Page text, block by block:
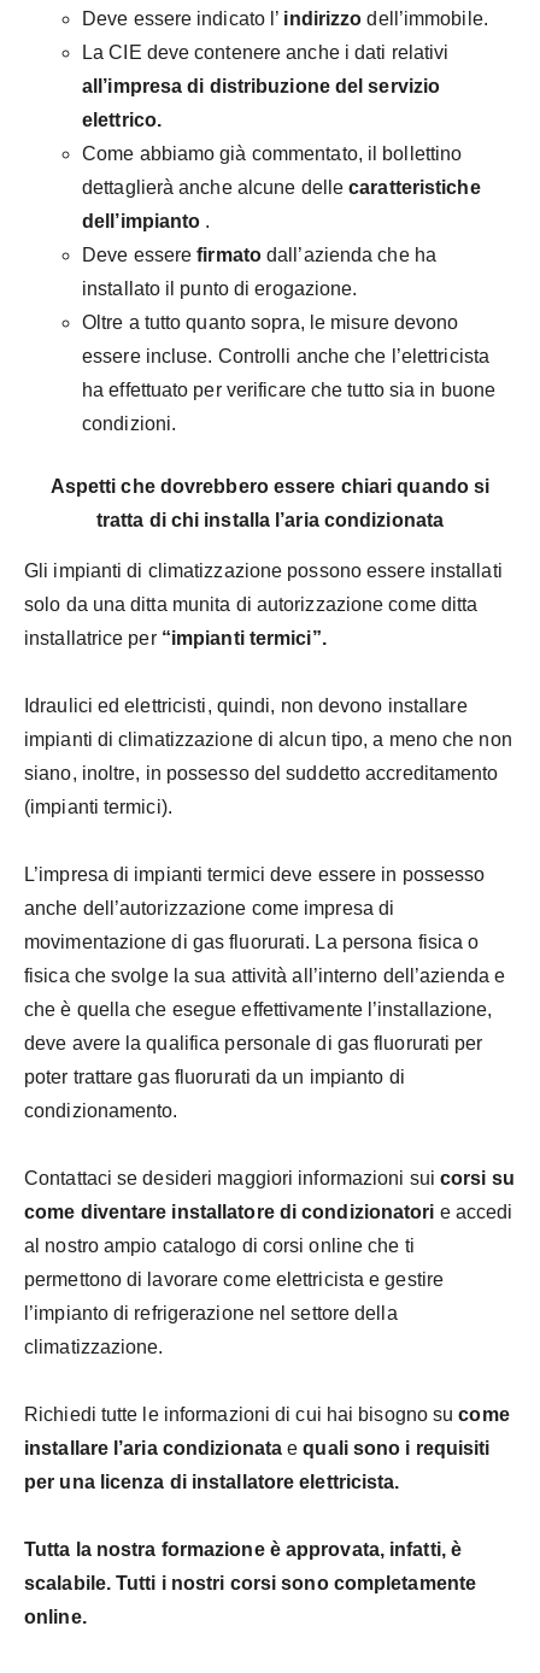
Deve essere indicato l’ indirizzo dell’immobile.
La CIE deve contenere anche i dati relativi
all’impresa di distribuzione del servizio
elettrico.
Come abbiamo già commentato, il bollettino
dettaglierà anche alcune dellecaratteristiche
dell’impianto .
Deve esserefirmatodall’azienda che ha
installato il punto di erogazione.
Oltre a tutto quanto sopra, le misure devono
essere incluse. Controlli anche che l’elettricista
ha effettuato per verificare che tutto sia in buone
condizioni.
Aspetti che dovrebbero essere chiari quando si
tratta di chi installa l’aria condizionata
Gli impianti di climatizzazione possono essere installati
solo da una ditta munita di autorizzazione come ditta
installatrice per “impianti termici”.
Idraulici ed elettricisti, quindi, non devono installare
impianti di climatizzazione di alcun tipo, a meno che non
siano, inoltre, in possesso del suddetto accreditamento
(impianti termici).
L’impresa di impianti termici deve essere in possesso
anche dell’autorizzazione come impresa di
movimentazione di gas fluorurati. La persona fisica o
fisica che svolge la sua attività all’interno dell’azienda e
che è quella che esegue effettivamente l’installazione,
deve avere la qualifica personale di gas fluorurati per
poter trattare gas fluorurati da un impianto di
condizionamento.
Contattaci se desideri maggiori informazioni sui corsi su
come diventare installatore di condizionatori e accedi
al nostro ampio catalogo di corsi online che ti
permettono di lavorare come elettricista e gestire
l’impianto di refrigerazione nel settore della
climatizzazione.
Richiedi tutte le informazioni di cui hai bisogno sucome
installare l’aria condizionata equali sono i requisiti
per una licenza di installatore elettricista.
Tutta la nostra formazione è approvata, infatti, è
scalabile. Tutti i nostri corsi sono completamente
online.